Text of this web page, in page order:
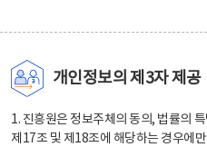
개인정보의 제3자 제공
1. 진흥원은 정보주체의 동의, 법률의
제17조 및 제18조에 해당하는 경우에